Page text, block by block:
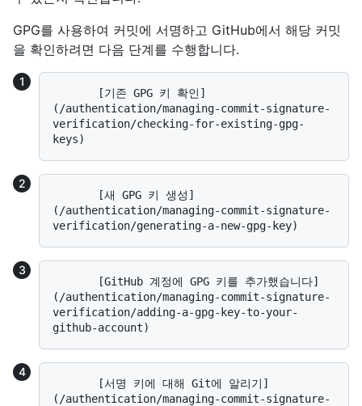
GPG를 사용하여 커밋에 서명하고 GitHub에서 해당 커밋
을 확인하려면 다음 단계를 수행합니다.
(/authentication/managing-commit-signature-
verification/checking-for-existing-gpg-
(/authentication/managing-commit-signature-
(/authentication/managing-commit-signature-
verification/adding-a-gpg-key-to-your-
(/authentication/managing-commit-signature-